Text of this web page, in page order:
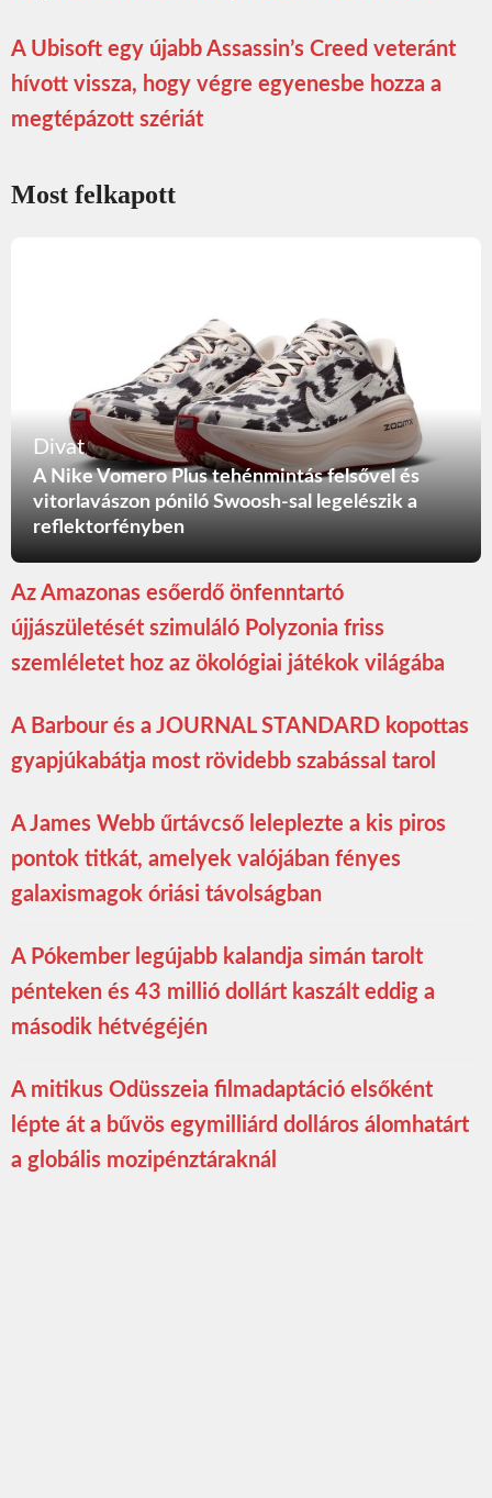
A Ubisoft egy újabb Assassin’s Creed veteránt
hívott vissza, hogy végre egyenesbe hozza a
megtépázott szériát
Most felkapott
Divat
A Nike Vomero Plus tehénmintás felsővel és
vitorlavászon póniló Swoosh-sal legelészik a
reflektorfényben
Az Amazonas esőerdő önfenntartó
újjászületését szimuláló Polyzonia friss
szemléletet hoz az ökológiai játékok világába
A Barbour és a JOURNAL STANDARD kopottas
gyapjúkabátja most rövidebb szabással tarol
A James Webb űrtávcső leleplezte a kis piros
pontok titkát, amelyek valójában fényes
galaxismagok óriási távolságban
A Pókember legújabb kalandja simán tarolt
pénteken és 43 millió dollárt kaszált eddig a
második hétvégéjén
A mitikus Odüsszeia filmadaptáció elsőként
lépte át a bűvös egymilliárd dolláros álomhatárt
a globális mozipénztáraknál